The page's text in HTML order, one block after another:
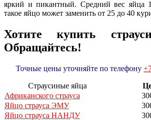
яркий и пикантный. Средний вес яйца
такое яйцо может заменить от 25 до 40
Хотите купить
Обращайтесь!
Точные цены уточняйте по телефону
Страусиные яйца
Африканского страуса
Яйцо страуса ЭМУ
Яйцо страуса НАНДУ